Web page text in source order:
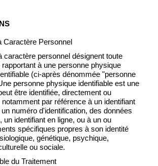
Caractère Personnel
caractère personnel désignent toute
à une personne physique
(ci-après dénommée "personne
personne physique identifiable est une
être identifiée, directement ou
par référence à un identifiant
numéro d'identification, des données
un identifiant en ligne, ou à un ou
spécifiques propres à son identité
génétique, psychique,
ou sociale.
du Traitement